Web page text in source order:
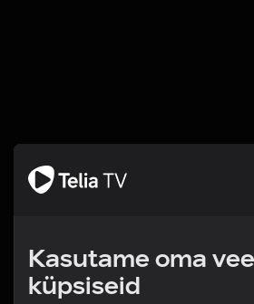
Kasutame oma
küpsiseid